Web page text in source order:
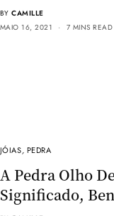
BY CAMILLE
MAIO 16, 2021
7 MINS READ
JÓIAS, PEDRA
A Pedra Olho
Significado,